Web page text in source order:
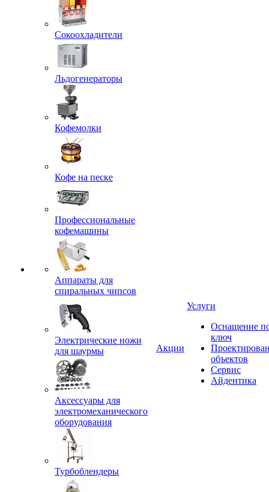
Сокоохладители
Льдогенераторы
Кофемолки
Кофе на песке
Профессиональные
кофемашины
Аппараты для
спиральных чипсов
Электрические ножи
для шаурмы
Аксессуары для
электромеханического
оборудования
Турбоблендеры
Акции
Услуги
Оснащение
ключ
объектов
Сервис
Айдентика